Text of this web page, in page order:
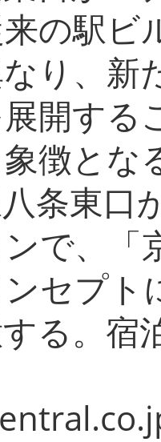
の駅ビ
り、新
開する
徴とな
条東口
で、「
セプト
る。宿